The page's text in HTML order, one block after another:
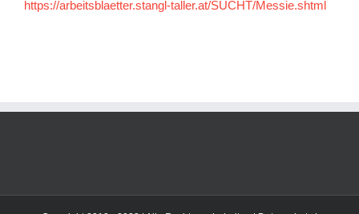
https://arbeitsblaetter.stangl-taller.at/SUCHT/Messie.shtml